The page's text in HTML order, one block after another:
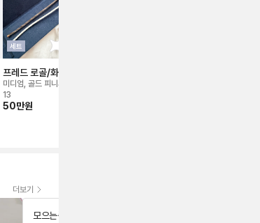
세트
프레드 로골/화이
트 케이블 브레이
슬릿용
미디엄, 골드 피니시,
13
50만원
더보기
모으는중이예요 깔별 수